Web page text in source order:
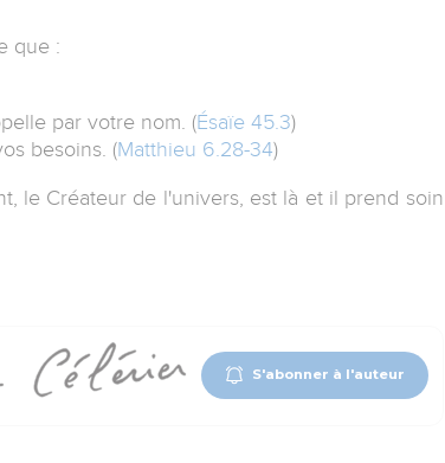
que :
par votre nom. (Ésaïe 45.3)
besoins. (Matthieu 6.28-34)
le Créateur de l'univers, est là et il prend soin
S'abonner à l'auteur